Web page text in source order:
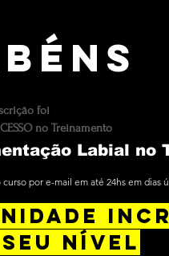
foi
no Treinamento
Labial no
por e-mail em até 24hs em dias
NÍVEL